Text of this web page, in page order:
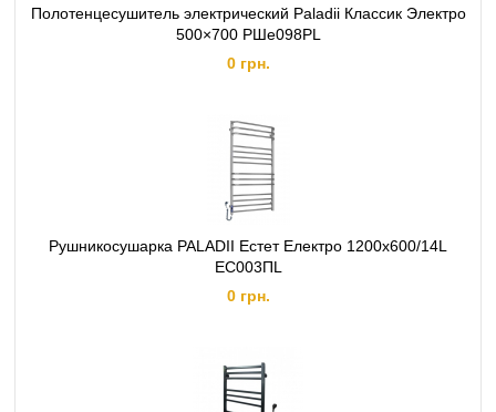
Полотенцесушитель электрический Paladii Классик Электро
500×700 РШе098РL
0 грн.
Рушникосушарка PALADII Естет Електро 1200х600/14L
ЕС003ПL
0 грн.